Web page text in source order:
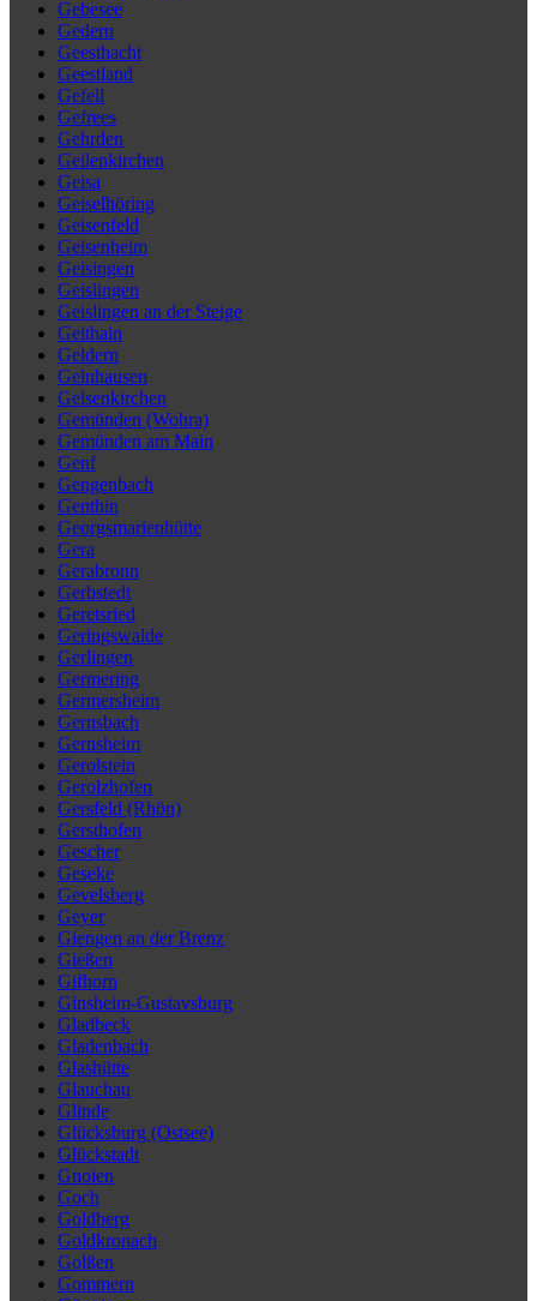
Gebesee
Gedern
Geesthacht
Geestland
Gefell
Gefrees
Gehrden
Geilenkirchen
Geisa
Geiselhöring
Geisenfeld
Geisenheim
Geisingen
Geislingen
Geislingen an der Steige
Geithain
Geldern
Gelnhausen
Gelsenkirchen
Gemünden (Wohra)
Gemünden am Main
Genf
Gengenbach
Genthin
Georgsmarienhütte
Gera
Gerabronn
Gerbstedt
Geretsried
Geringswalde
Gerlingen
Germering
Germersheim
Gernsbach
Gernsheim
Gerolstein
Gerolzhofen
Gersfeld (Rhön)
Gersthofen
Gescher
Geseke
Gevelsberg
Geyer
Giengen an der Brenz
Gießen
Gifhorn
Ginsheim-Gustavsburg
Gladbeck
Gladenbach
Glashütte
Glauchau
Glinde
Glücksburg (Ostsee)
Glückstadt
Gnoien
Goch
Goldberg
Goldkronach
Golßen
Gommern